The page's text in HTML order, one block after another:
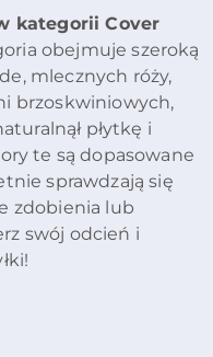
kategorii Cover
obejmuje szeroką
mlecznych róży,
brzoskwiniowych,
płytkę i
te są dopasowane
sprawdzają się
zdobienia lub
swój odcień i